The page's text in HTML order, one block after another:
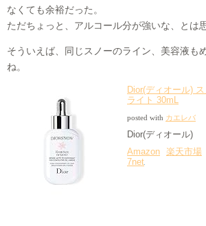
なくても余裕だった。
ただちょっと、アルコール分が強いな、とは
そういえば、同じスノーのライン、美容液も
ね。
Dior(ディオール)
ライト 30mL
posted with カエレバ
Dior(ディオール)
Amazon 楽天市場
7net